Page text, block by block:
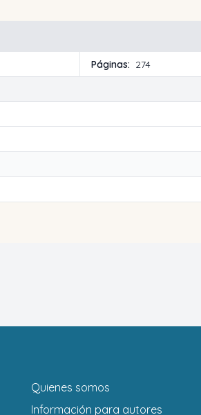
Páginas: 274
Quienes somos
Información para autores